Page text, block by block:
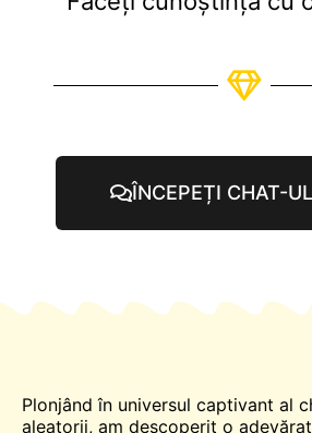
ÎNCEPEȚI CHAT-
Plonjând în universul captivant al
aleatorii, am descoperit o